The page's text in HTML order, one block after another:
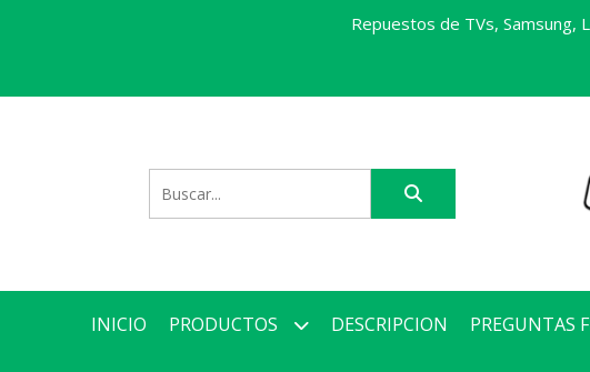
Repuestos de TVs, Samsung,
INICIO PRODUCTOS DESCRIPCION PREGUNTAS